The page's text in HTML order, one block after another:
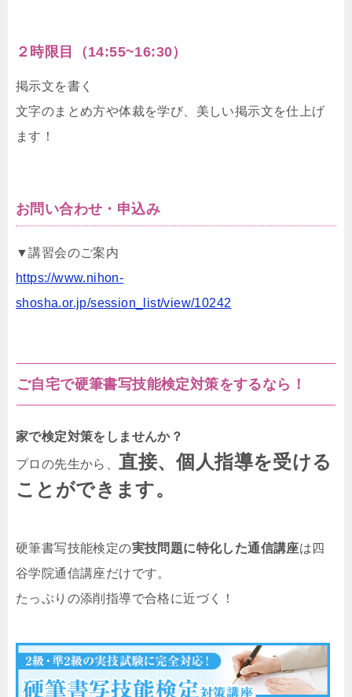
２時限目（14:55~16:30）
掲示文を書く
文字のまとめ方や体裁を学び、美しい掲示文を仕上げ
ます！
お問い合わせ・申込み
▼講習会のご案内
https://www.nihon-
shosha.or.jp/session_list/view/10242
ご自宅で硬筆書写技能検定対策をするなら！
家で検定対策をしませんか？
プロの先生から、 直接、個人指導を受ける
ことができます。
硬筆書写技能検定の実技問題に特化した通信講座は四
谷学院通信講座だけです。
たっぷりの添削指導で合格に近づく！